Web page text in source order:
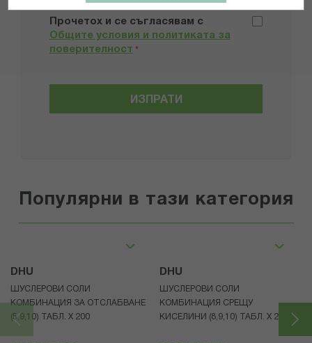
Прочетох и се съгласявам с
Общите условия и политиката за
поверителност *
ИЗПРАТИ
Популярни в тази категория
DHU
ШУСЛЕРОВИ СОЛИ
КОМБИНАЦИЯ ЗА ОТСЛАБВАНЕ
(5,9,10) ТАБЛ. X 200
DHU
ШУСЛЕРОВИ СОЛИ
КОМБИНАЦИЯ СРЕЩУ
КИСЕЛИНИ (8,9,10) ТАБЛ. X 200